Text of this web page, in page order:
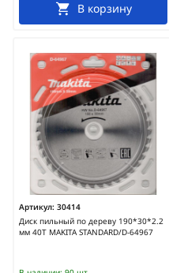
В корзину
Артикул: 30414
Диск пильный по дереву 190*30*2.2
мм 40Т MAKITA STANDARD/D-64967